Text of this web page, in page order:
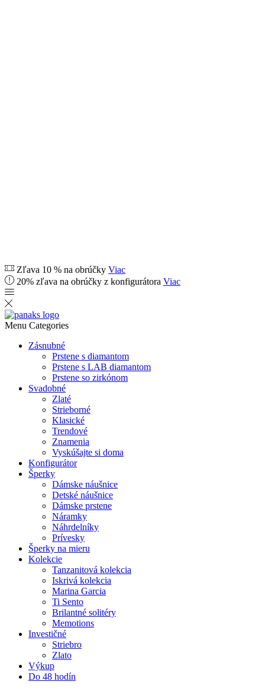
Zľava 10 % na obrúčky Viac
20% zľava na obrúčky z konfigurátora Viac
Menu Categories
Zásnubné
Prstene s diamantom
Prstene s LAB diamantom
Prstene so zirkónom
Svadobné
Zlaté
Strieborné
Klasické
Trendové
Znamenia
Vyskúšajte si doma
Konfigurátor
Šperky
Dámske náušnice
Detské náušnice
Dámske prstene
Náramky
Náhrdelníky
Prívesky
Šperky na mieru
Kolekcie
Tanzanitová kolekcia
Iskrivá kolekcia
Marina Garcia
Ti Sento
Brilantné solitéry
Memotions
Investičné
Striebro
Zlato
Výkup
Do 48 hodín